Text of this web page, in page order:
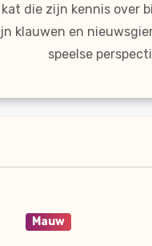
die zijn kennis over
klauwen en
speelse
Mauw